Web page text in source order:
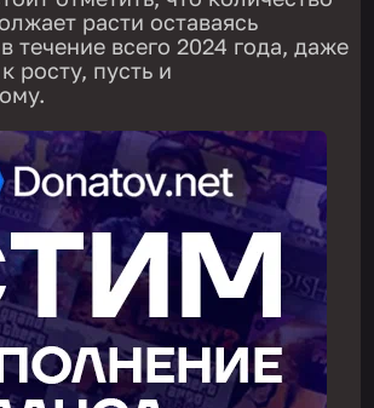
расти оставаясь
течение всего 2024 года, даже
росту, пусть и